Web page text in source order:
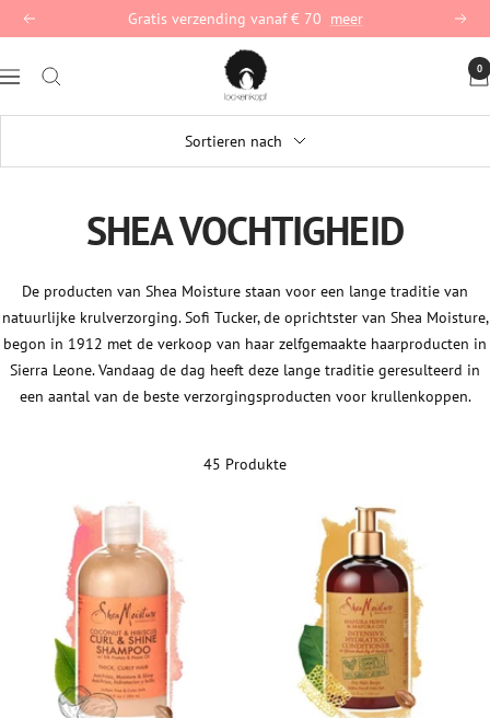
Direct
naar
de
inhoud
Terug Gratis verzending vanaf € 70 meer
Navigation
lockenkopf
Deutschland
0
Sortieren nach
SHEA VOCHTIGHEID
De producten van Shea Moisture staan voor een lange traditie van
natuurlijke krulverzorging. Sofi Tucker, de oprichtster van Shea Moisture,
begon in 1912 met de verkoop van haar zelfgemaakte haarproducten in
Sierra Leone. Vandaag de dag heeft deze lange traditie geresulteerd in
een aantal van de beste verzorgingsproducten voor krullenkoppen.
45 Produkte